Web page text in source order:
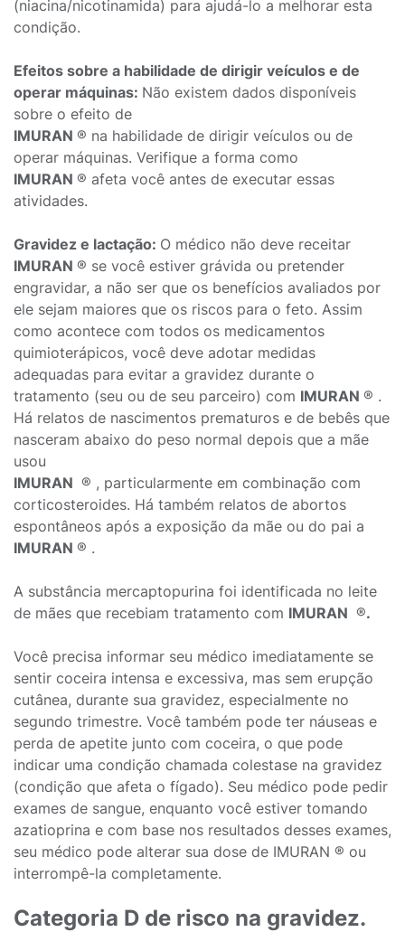
(niacina/nicotinamida) para ajudá-lo a melhorar esta
condição.
Efeitos sobre a habilidade de dirigir veículos e de
operar máquinas: Não existem dados disponíveis
sobre o efeito de
IMURAN ® na habilidade de dirigir veículos ou de
operar máquinas. Verifique a forma como
IMURAN ® afeta você antes de executar essas
atividades.
Gravidez e lactação: O médico não deve receitar
IMURAN ® se você estiver grávida ou pretender
engravidar, a não ser que os benefícios avaliados por
ele sejam maiores que os riscos para o feto. Assim
como acontece com todos os medicamentos
quimioterápicos, você deve adotar medidas
adequadas para evitar a gravidez durante o
tratamento (seu ou de seu parceiro) com IMURAN ® .
Há relatos de nascimentos prematuros e de bebês que
nasceram abaixo do peso normal depois que a mãe
usou
IMURAN ® , particularmente em combinação com
corticosteroides. Há também relatos de abortos
espontâneos após a exposição da mãe ou do pai a
IMURAN ® .
A substância mercaptopurina foi identificada no leite
de mães que recebiam tratamento com IMURAN ®.
Você precisa informar seu médico imediatamente se
sentir coceira intensa e excessiva, mas sem erupção
cutânea, durante sua gravidez, especialmente no
segundo trimestre. Você também pode ter náuseas e
perda de apetite junto com coceira, o que pode
indicar uma condição chamada colestase na gravidez
(condição que afeta o fígado). Seu médico pode pedir
exames de sangue, enquanto você estiver tomando
azatioprina e com base nos resultados desses exames,
seu médico pode alterar sua dose de IMURAN ® ou
interrompê-la completamente.
Categoria D de risco na gravidez.